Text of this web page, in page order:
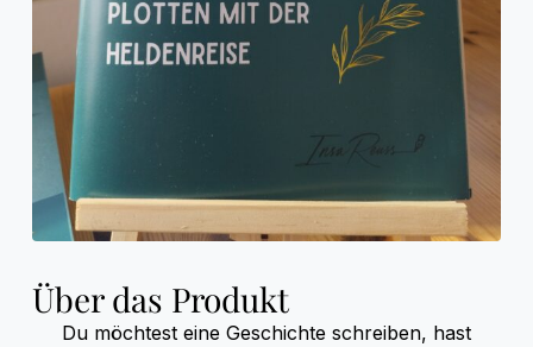
Über das Produkt
Du möchtest eine Geschichte schreiben, hast